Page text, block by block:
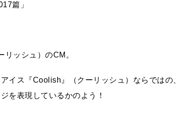
篇」
ッシュ）のCM。
イス『Coolish』（クーリッシュ）ならではの、
を表現しているかのよう！